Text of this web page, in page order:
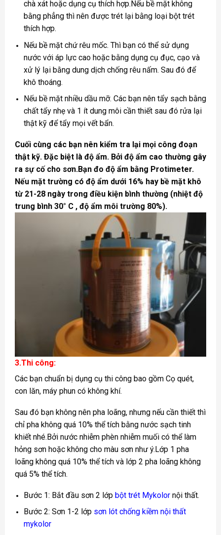
chà xát hoặc dụng cụ thích hợp.Nếu bề mặt không
bằng phẳng thì nên được trét lại bằng loại bột trét
thích hợp.
Nếu bề mặt chứ rêu mốc. Thì bạn có thể sử dụng
nước với áp lực cao hoặc bằng dụng cụ đục, cạo và
xử lý lại bằng dung dịch chống rêu nấm. Sau đó để
khô thoáng.
Nếu bề mặt nhiều dầu mỡ. Các bạn nên tẩy sạch bằng
chất tẩy nhẹ và 1 ít dung môi cần thiết sau đó rửa lại
thật kỹ để tẩy mọi vết bẩn.
Cuối cùng các bạn nên kiểm tra lại mọi công đoạn
thật kỹ. Đặc biệt là độ ẩm. Bởi độ ẩm cao thường gây
ra sự cố cho sơn.Bạn đo độ ẩm bằng Protimeter.
Nếu mặt trường có độ ẩm dưới 16% hay bề mặt khô
từ 21-28 ngày trong điều kiện bình thường (nhiệt độ
trung bình 30° C , độ ẩm môi trường 80%).
3.Thi công:
Các bạn chuẩn bị dụng cụ thi công bao gồm Cọ quét,
con lăn, máy phun có không khí.
Sau đó bạn không nên pha loãng, nhưng nếu cần thiết thì
chỉ pha không quá 10% thể tích bằng nước sạch tinh
khiết nhé.Bởi nước nhiễm phèn nhiễm muối có thể làm
hỏng sơn hoặc không cho màu sơn như ý.Lớp 1 pha
loãng không quá 10% thể tích và lớp 2 pha loãng không
quá 5% thể tích.
Bước 1: Bắt đầu sơn 2 lớp bột trét Mykolornội thất.
Bước 2: Sơn 1-2 lớp sơn lót chống kiềm nội thất
mykolor